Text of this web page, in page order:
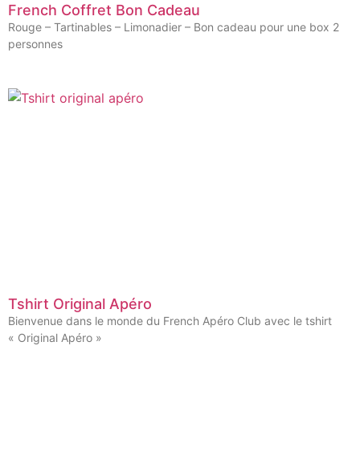
French Coffret Bon Cadeau
Rouge – Tartinables – Limonadier – Bon cadeau pour une box 2
personnes
Tshirt Original Apéro
Bienvenue dans le monde du French Apéro Club avec le tshirt
« Original Apéro »